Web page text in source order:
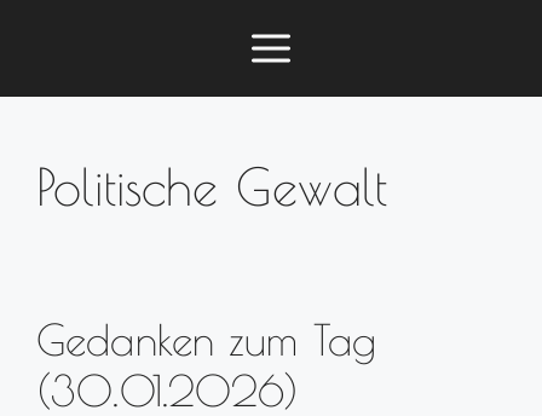
springen
Menü
Politische Gewalt
Gedanken zum Tag
(30.01.2026)